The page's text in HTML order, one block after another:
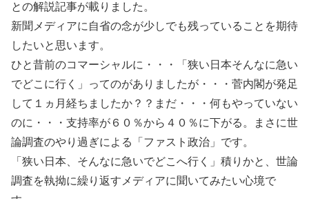
との解説記事が載りました。
新聞メディアに自省の念が少しでも残っていることを期待
したいと思います。
ひと昔前のコマーシャルに・・・「狭い日本そんなに急い
でどこに行く」ってのがありましたが・・・菅内閣が発足
して１ヵ月経ちましたか？？まだ・・・何もやっていない
のに・・・支持率が６０％から４０％に下がる。まさに世
論調査のやり過ぎによる「ファスト政治」です。
「狭い日本、そんなに急いでどこへ行く」積りかと、世論
調査を執拗に繰り返すメディアに聞いてみたい心境で